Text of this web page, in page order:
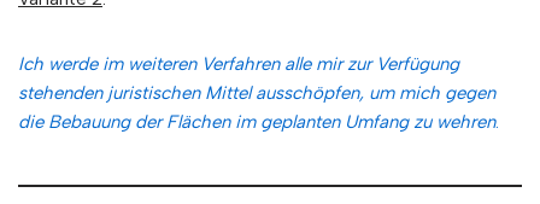
Ich werde im weiteren Verfahren alle mir zur Verfügung
stehenden juristischen Mittel ausschöpfen, um mich gegen
die Bebauung der Flächen im geplanten Umfang zu wehren.